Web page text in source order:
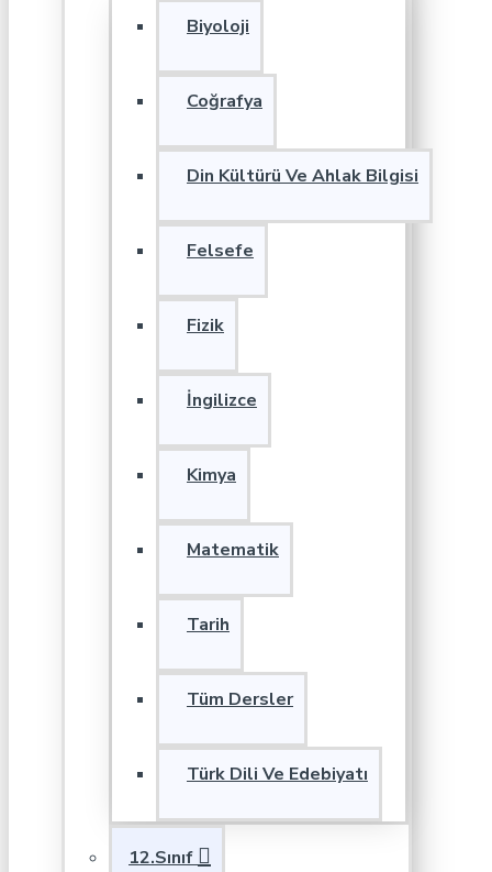
Biyoloji
Coğrafya
Din Kültürü Ve Ahlak Bilgisi
Felsefe
Fizik
İngilizce
Kimya
Matematik
Tarih
Tüm Dersler
Türk Dili Ve Edebiyatı
12.Sınıf